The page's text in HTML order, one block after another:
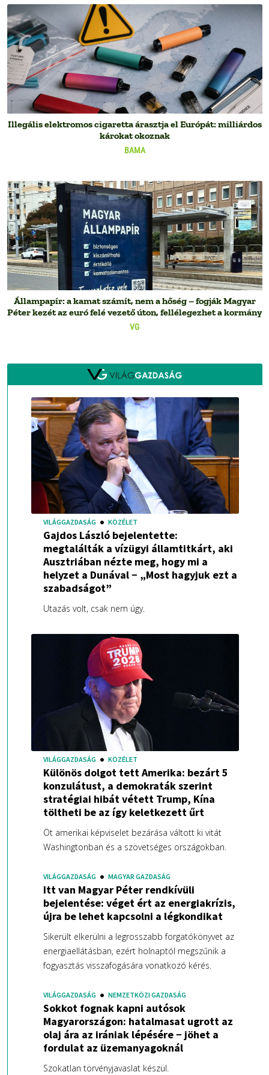
BAMA
Illegális elektromos cigaretta árasztja el Európát: milliárdos
károkat okoznak
VG
Állampapír: a kamat számít, nem a hőség – fogják Magyar
Péter kezét az euró felé vezető úton, fellélegezhet a kormány
VILÁGGAZDASÁG KÖZÉLET
Gajdos László bejelentette:
megtalálták a vízügyi államtitkárt, aki
Ausztriában nézte meg, hogy mi a
helyzet a Dunával − „Most hagyjuk ezt a
szabadságot”
Utazás volt, csak nem úgy.
VILÁGGAZDASÁG KÖZÉLET
Különös dolgot tett Amerika: bezárt 5
konzulátust, a demokraták szerint
stratégiai hibát vétett Trump, Kína
töltheti be az így keletkezett űrt
Öt amerikai képviselet bezárása váltott ki vitát
Washingtonban és a szövetséges országokban.
VILÁGGAZDASÁG MAGYAR GAZDASÁG
Itt van Magyar Péter rendkívüli
bejelentése: véget ért az energiakrízis,
újra be lehet kapcsolni a légkondikat
Sikerült elkerülni a legrosszabb forgatókönyvet az
energiaellátásban, ezért holnaptól megszűnik a
fogyasztás visszafogására vonatkozó kérés.
VILÁGGAZDASÁG NEMZETKÖZI GAZDASÁG
Sokkot fognak kapni autósok
Magyarországon: hatalmasat ugrott az
olaj ára az irániak lépésére − jöhet a
fordulat az üzemanyagoknál
Szokatlan törvényjavaslat készül.